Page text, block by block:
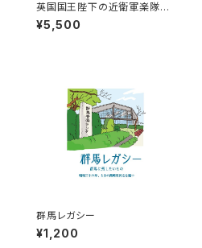
英国国王陛下の近衛軍楽隊 A
席 ご希望の席をご指定くださ
い。
¥5,500
群馬レガシー
¥1,200